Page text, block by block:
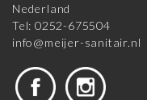
Nederland
Tel: 0252-675504
info@meijer-sanitair.nl